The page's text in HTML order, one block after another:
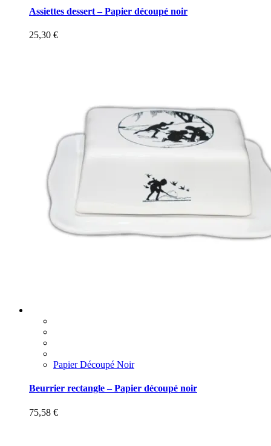
Assiettes dessert – Papier découpé noir
25,30 €
Papier Découpé Noir
Beurrier rectangle – Papier découpé noir
75,58 €